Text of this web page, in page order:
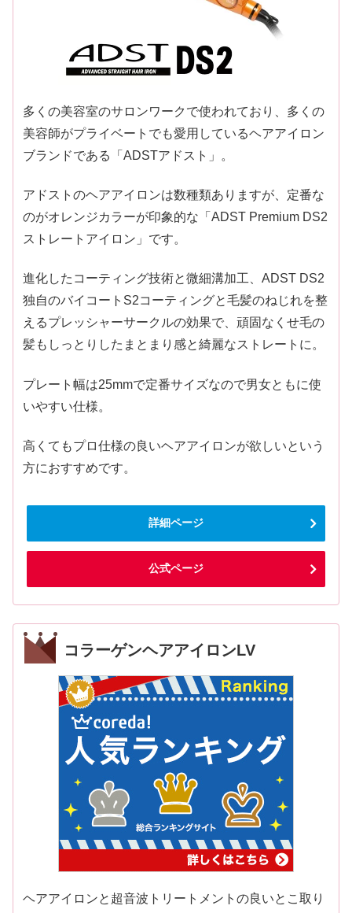
多くの美容室のサロンワークで使われており、多くの
美容師がプライベートでも愛用しているヘアアイロン
ブランドである「ADSTアドスト」。
アドストのヘアアイロンは数種類ありますが、定番な
のがオレンジカラーが印象的な「ADST Premium DS2
ストレートアイロン」です。
進化したコーティング技術と微細溝加工、ADST DS2
独自のバイコートS2コーティングと毛髪のねじれを整
えるプレッシャーサークルの効果で、頑固なくせ毛の
髪もしっとりしたまとまり感と綺麗なストレートに。
プレート幅は25mmで定番サイズなので男女ともに使
いやすい仕様。
高くてもプロ仕様の良いヘアアイロンが欲しいという
方におすすめです。
詳細ページ
公式ページ
コラーゲンヘアアイロンLV
ヘアアイロンと超音波トリートメントの良いとこ取り